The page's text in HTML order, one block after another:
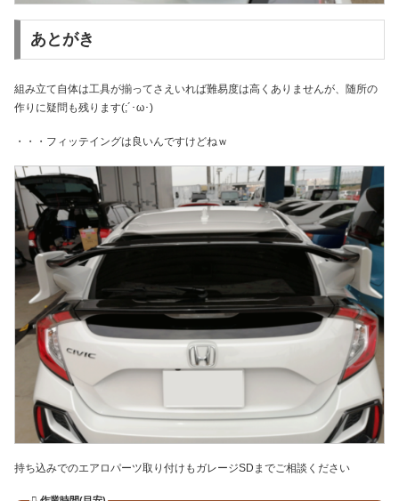
あとがき
組み立て自体は工具が揃ってさえいれば難易度は高くありませんが、随所の
作りに疑問も残ります(;´･ω･)
・・・フィッテイングは良いんですけどねｗ
持ち込みでのエアロパーツ取り付けもガレージSDまでご相談ください